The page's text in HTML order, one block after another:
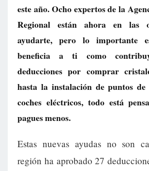
este año. Ocho expertos de la
Regional están ahora en las
ayudarte, pero lo importante
beneficia a ti como
deducciones por comprar
hasta la instalación de puntos
coches eléctricos, todo está
pagues menos.
Estas nuevas ayudas no son
región ha aprobado 27